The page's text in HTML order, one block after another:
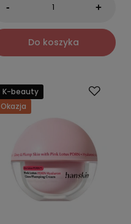
- +
Do koszyka
K-beauty
Okazja